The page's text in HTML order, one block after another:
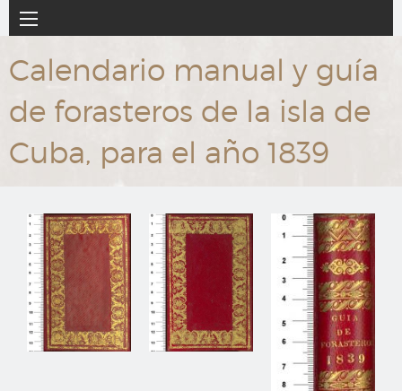
al
principal
Navegación
principal
Calendario manual y guía
de forasteros de la isla de
Cuba, para el año 1839